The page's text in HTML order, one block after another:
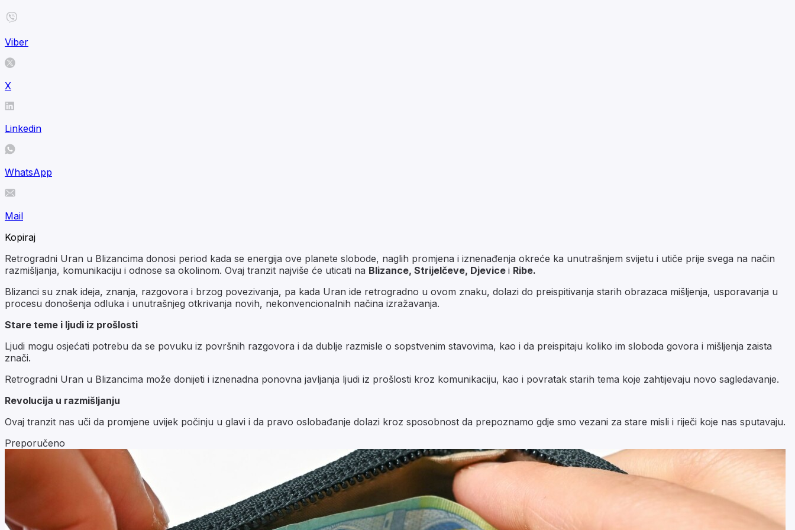
Viber
X
Linkedin
WhatsApp
Mail
Kopiraj
Retrogradni Uran u Blizancima donosi period kada se energija ove planete slobode, naglih promjena i iznenađenja okreće ka unutrašnjem svijetu i utiče prije svega na način
razmišljanja, komunikaciju i odnose sa okolinom. Ovaj tranzit najviše će uticati na Blizance, Strijelčeve, Djevice i Ribe.
Blizanci su znak ideja, znanja, razgovora i brzog povezivanja, pa kada Uran ide retrogradno u ovom znaku, dolazi do preispitivanja starih obrazaca mišljenja, usporavanja u
procesu donošenja odluka i unutrašnjeg otkrivanja novih, nekonvencionalnih načina izražavanja.
Stare teme i ljudi iz prošlosti
Ljudi mogu osjećati potrebu da se povuku iz površnih razgovora i da dublje razmisle o sopstvenim stavovima, kao i da preispitaju koliko im sloboda govora i mišljenja zaista
znači.
Retrogradni Uran u Blizancima može donijeti i iznenadna ponovna javljanja ljudi iz prošlosti kroz komunikaciju, kao i povratak starih tema koje zahtijevaju novo sagledavanje.
Revolucija u razmišljanju
Ovaj tranzit nas uči da promjene uvijek počinju u glavi i da pravo oslobađanje dolazi kroz sposobnost da prepoznamo gdje smo vezani za stare misli i riječi koje nas sputavaju.
Preporučeno